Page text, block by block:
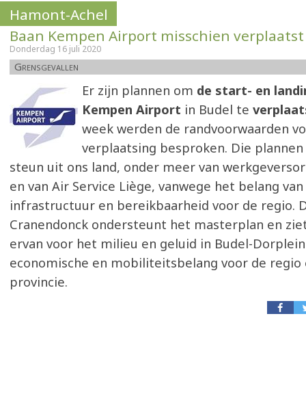
Hamont-Achel
Baan Kempen Airport misschien verplaatst
Donderdag 16 juli 2020
Grensgevallen
Er zijn plannen om de start- en
Kempen Airport in Budel te
week werden de randvoorwaarden
verplaatsing besproken. Die
steun uit ons land, onder meer van
en van Air Service Liège, vanwege het belang
infrastructuur en bereikbaarheid voor de regio.
Cranendonck ondersteunt het masterplan en
ervan voor het milieu en geluid in Budel-
economische en mobiliteitsbelang voor de regio
provincie.